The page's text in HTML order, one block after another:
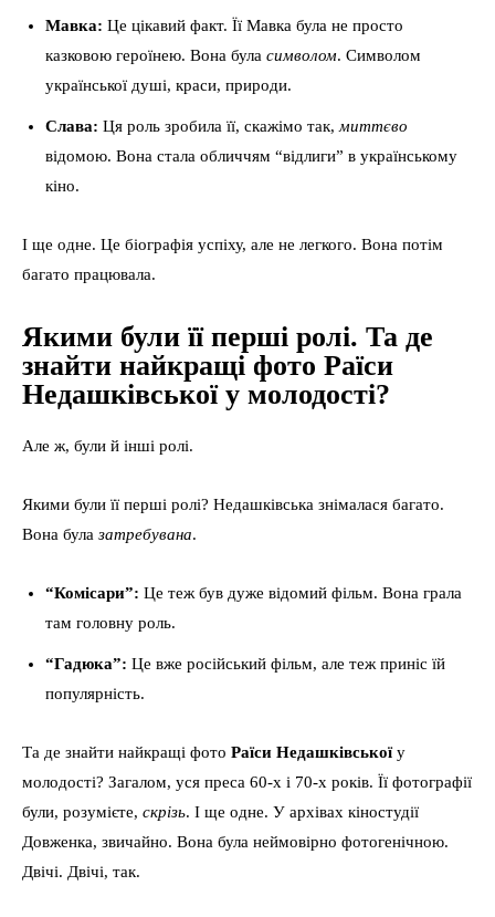
Мавка: Це цікавий факт. Її Мавка була не просто
казковою героїнею. Вона була символом. Символом
української душі, краси, природи.
Слава: Ця роль зробила її, скажімо так, миттєво
відомою. Вона стала обличчям “відлиги” в українському
кіно.
І ще одне. Це біографія успіху, але не легкого. Вона потім
багато працювала.
Якими були її перші ролі. Та де
знайти найкращі фото Раїси
Недашківської у молодості?
Але ж, були й інші ролі.
Якими були її перші ролі? Недашківська знімалася багато.
Вона була затребувана.
“Комісари”: Це теж був дуже відомий фільм. Вона грала
там головну роль.
“Гадюка”: Це вже російський фільм, але теж приніс їй
популярність.
Та де знайти найкращі фото Раїси Недашківськоїу
молодості? Загалом, уся преса 60-х і 70-х років. Її фотографії
були, розумієте, скрізь. І ще одне. У архівах кіностудії
Довженка, звичайно. Вона була неймовірно фотогенічною.
Двічі. Двічі, так.